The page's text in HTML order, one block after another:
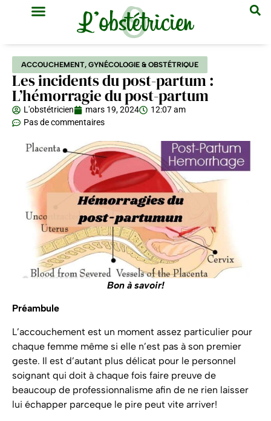
ACCOUCHEMENT, GYNÉCOLOGIE & OBSTÉTRIQUE
Les incidents du post-partum :
L’hémorragie du post-partum
L'obstétricien mars 19, 2024
12:07 am
Pas de commentaires
Bon à savoir!
Préambule
L’accouchement est un moment assez particulier pour
chaque femme même si elle n’est pas à son premier
geste. Il est d’autant plus délicat pour le personnel
soignant qui doit à chaque fois faire preuve de
beaucoup de professionnalisme afin de ne rien laisser
lui échapper parceque le pire peut vite arriver!